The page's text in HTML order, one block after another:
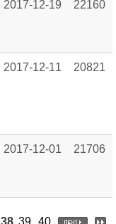
2017-12-19 22160
2017-12-11 20821
2017-12-01 21706
38 39 40